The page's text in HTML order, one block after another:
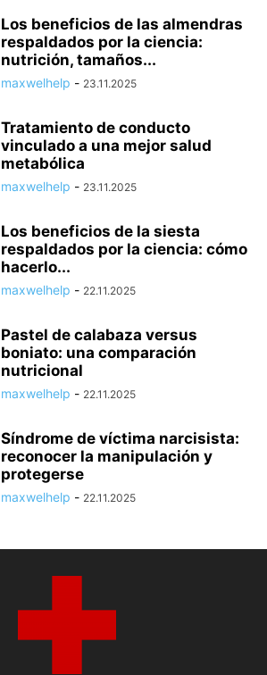
Los beneficios de las almendras
respaldados por la ciencia:
nutrición, tamaños...
maxwelhelp - 23.11.2025
Tratamiento de conducto
vinculado a una mejor salud
metabólica
maxwelhelp - 23.11.2025
Los beneficios de la siesta
respaldados por la ciencia: cómo
hacerlo...
maxwelhelp - 22.11.2025
Pastel de calabaza versus
boniato: una comparación
nutricional
maxwelhelp - 22.11.2025
Síndrome de víctima narcisista:
reconocer la manipulación y
protegerse
maxwelhelp - 22.11.2025